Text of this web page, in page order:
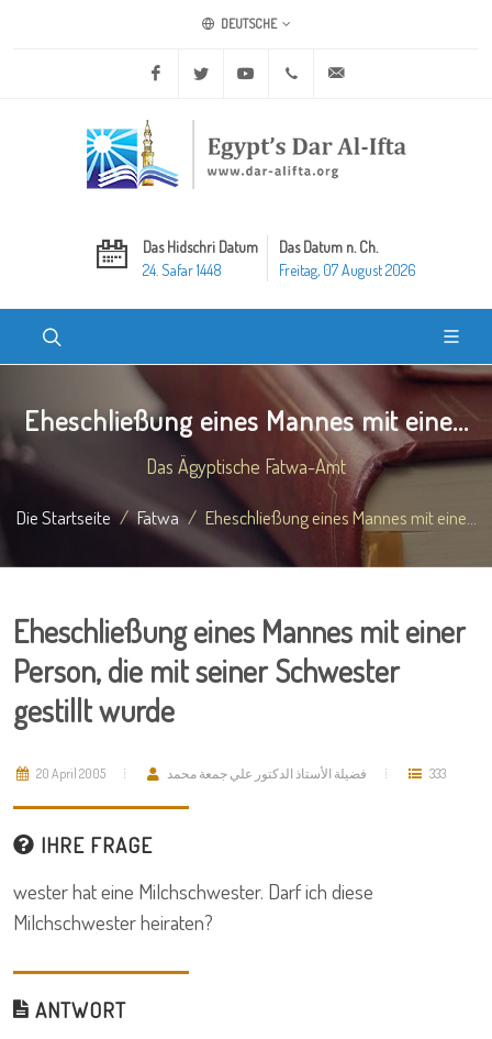
DEUTSCHE
Facebook Twitter Youtube +20 2 25970400
Das Hidschri Datum
24. Safar 1448
Das Datum n. Ch.
Freitag, 07 August 2026
Eheschließung eines Mannes mit eine...
Das Ägyptische Fatwa-Amt
Die Startseite Fatwa Eheschließung eines Mannes mit eine...
Eheschließung eines Mannes mit einer
Person, die mit seiner Schwester
gestillt wurde
20 April 2005 فضيلة الأستاذ الدكتور علي جمعة محمد 333
IHRE FRAGE
wester hat eine Milchschwester. Darf ich diese
Milchschwester heiraten?
ANTWORT